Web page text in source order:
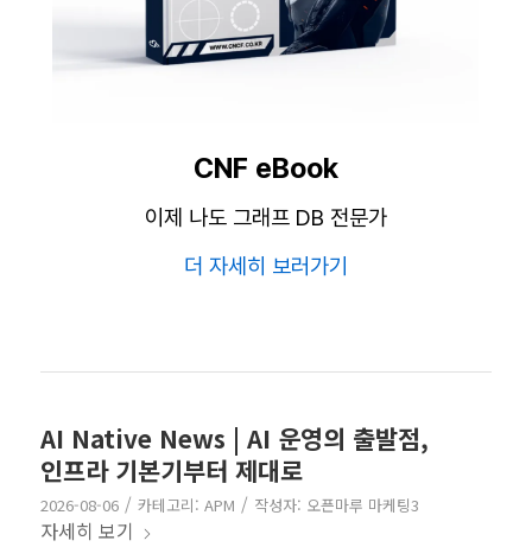
CNF eBook
이제 나도 그래프 DB 전문가
더 자세히 보러가기
AI Native News | AI 운영의 출발점,
인프라 기본기부터 제대로
2026-08-06 / 카테고리: APM / 작성자: 오픈마루 마케팅3
자세히 보기